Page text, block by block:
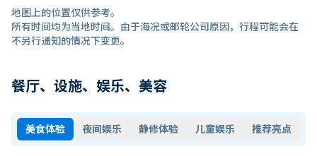
地图上的位置仅供参考。
所有时间均为当地时间。由于海况或邮轮公司原因，行程可能会在
不另行通知的情况下变更。
餐厅、设施、娱乐、美容
美食体验 夜间娱乐 静修体验 儿童娱乐 推荐亮点